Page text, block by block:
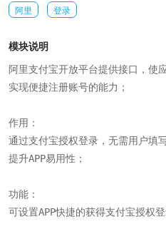
阿里 登录
模块说明
阿里支付宝开放平台提供接口，使
实现便捷注册账号的能力；
作用：
通过支付宝授权登录，无需用户填
提升APP易用性；
功能：
可设置APP快捷的获得支付宝授权登